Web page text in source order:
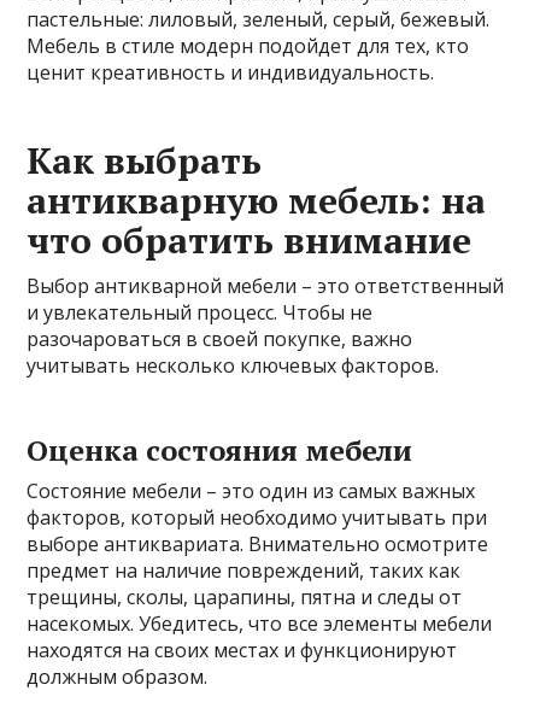
пастельные: лиловый, зеленый, серый, бежевый.
Мебель в стиле модерн подойдет для тех, кто
ценит креативность и индивидуальность.
Как выбрать
антикварную мебель: на
что обратить внимание
Выбор антикварной мебели – это ответственный
и увлекательный процесс. Чтобы не
разочароваться в своей покупке, важно
учитывать несколько ключевых факторов.
Оценка состояния мебели
Состояние мебели – это один из самых важных
факторов, который необходимо учитывать при
выборе антиквариата. Внимательно осмотрите
предмет на наличие повреждений, таких как
трещины, сколы, царапины, пятна и следы от
насекомых. Убедитесь, что все элементы мебели
находятся на своих местах и функционируют
должным образом.